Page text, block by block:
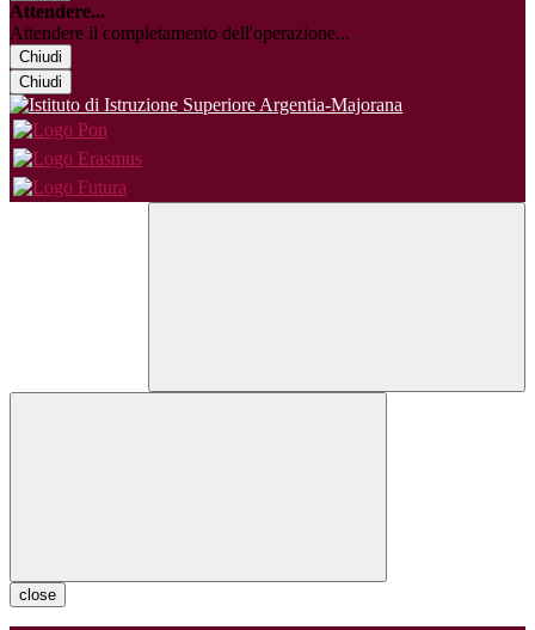
Attendere...
Attendere il completamento dell'operazione...
Chiudi
Chiudi
close